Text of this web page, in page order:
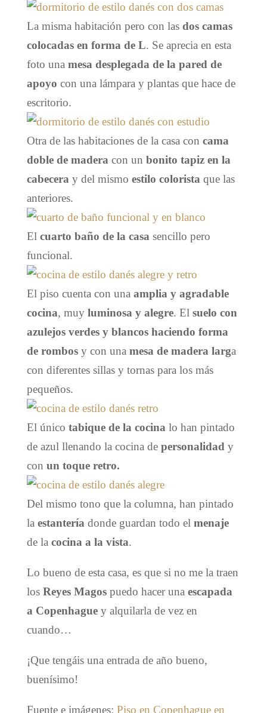
La misma habitación pero con las dos camas
colocadas en forma de L. Se aprecia en esta
foto una mesa desplegada de la pared de
apoyo con una lámpara y plantas que hace de
escritorio.
Otra de las habitaciones de la casa con cama
doble de madera con un bonito tapiz en la
cabecera y del mismo estilo colorista que las
anteriores.
El cuarto baño de la casa sencillo pero
funcional.
El piso cuenta con una amplia y agradable
cocina, muy luminosa y alegre. El suelo con
azulejos verdes y blancos haciendo forma
de rombosy con una mesa de madera larga
con diferentes sillas y tornas para los más
pequeños.
El único tabique de la cocina lo han pintado
de azul llenando la cocina depersonalidad y
con un toque retro.
Del mismo tono que la columna, han pintado
la estantería donde guardan todo el menaje
de la cocina a la vista.
Lo bueno de esta casa, es que si no me la traen
los Reyes Magospuedo hacer una escapada
a Copenhaguey alquilarla de vez en
cuando…
¡Que tengáis una entrada de año bueno,
buenísimo!
Fuente e imágenes: Piso en Copenhague en